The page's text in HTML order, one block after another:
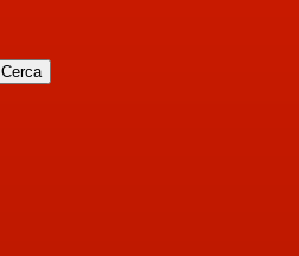
Cerca